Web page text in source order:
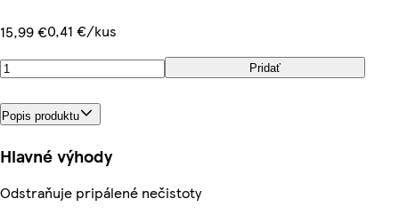
15,99 €0,41 €/kus
Pridať
Popis produktu
Hlavné výhody
Odstraňuje pripálené nečistoty